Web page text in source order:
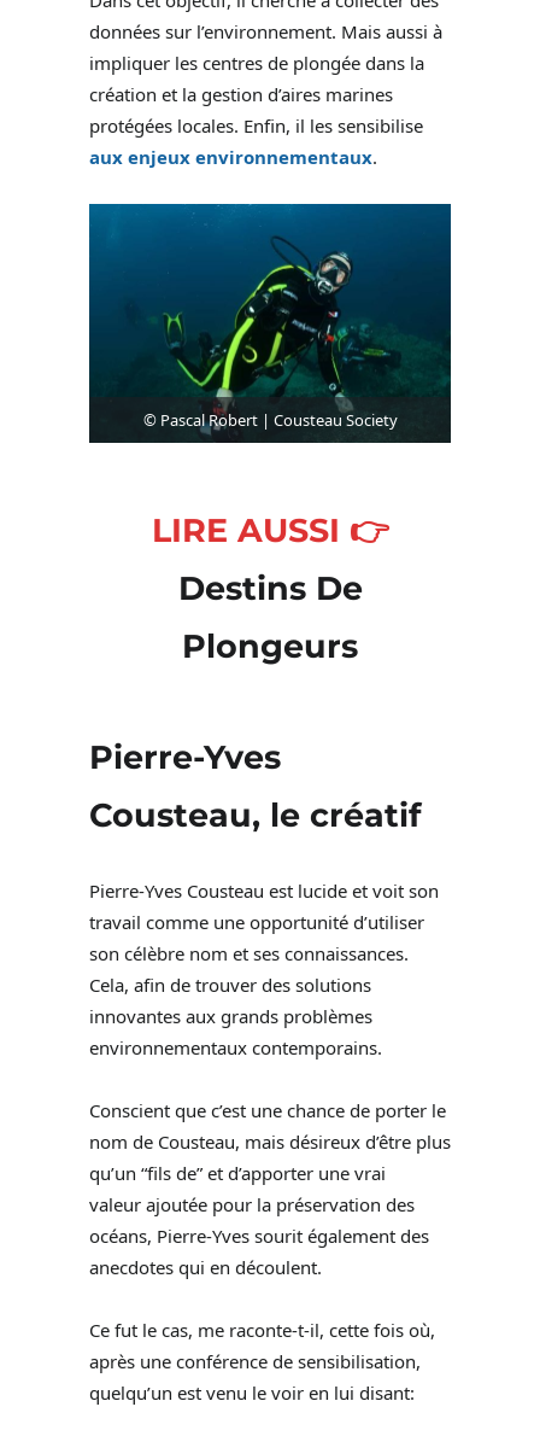
données sur l’environnement. Mais aussi à
impliquer les centres de plongée dans la
création et la gestion d’aires marines
protégées locales. Enfin, il les sensibilise
aux enjeux environnementaux.
© Pascal Robert | Cousteau Society
LIRE AUSSI 👉
Destins De
Plongeurs
Pierre-Yves
Cousteau, le créatif
Pierre-Yves Cousteau est lucide et voit son
travail comme une opportunité d’utiliser
son célèbre nom et ses connaissances.
Cela, afin de trouver des solutions
innovantes aux grands problèmes
environnementaux contemporains.
Conscient que c’est une chance de porter le
nom de Cousteau, mais désireux d’être plus
qu’un “fils de” et d’apporter une vrai
valeur ajoutée pour la préservation des
océans, Pierre-Yves sourit également des
anecdotes qui en découlent.
Ce fut le cas, me raconte-t-il, cette fois où,
après une conférence de sensibilisation,
quelqu’un est venu le voir en lui disant: